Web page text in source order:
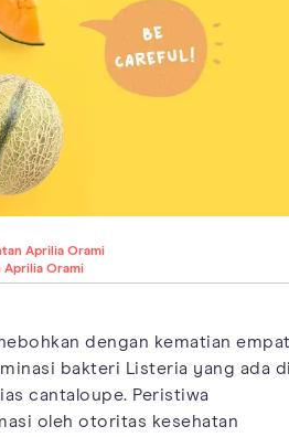
Aprilia Orami
Aprilia Orami
dengan kematian
bakteri Listeria yang ada
cantaloupe. Peristiwa
oleh otoritas kesehatan